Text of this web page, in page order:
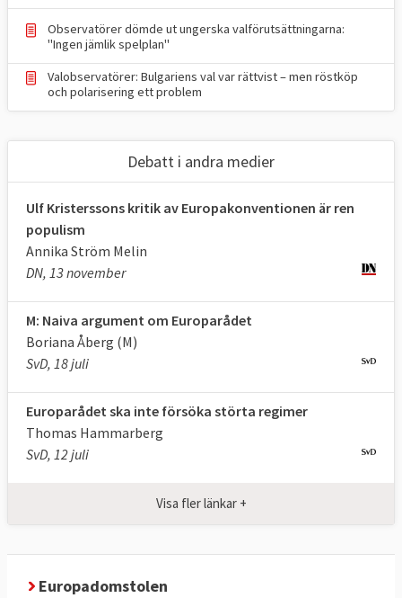
Observatörer dömde ut ungerska valförutsättningarna:
"Ingen jämlik spelplan"
Valobservatörer: Bulgariens val var rättvist – men röstköp
och polarisering ett problem
Debatt i andra medier
Ulf Kristerssons kritik av Europakonventionen är ren
populism
Annika Ström Melin
DN, 13 november
M: Naiva argument om Europarådet
Boriana Åberg (M)
SvD, 18 juli
Europarådet ska inte försöka störta regimer
Thomas Hammarberg
SvD, 12 juli
Visa fler länkar +
Europadomstolen